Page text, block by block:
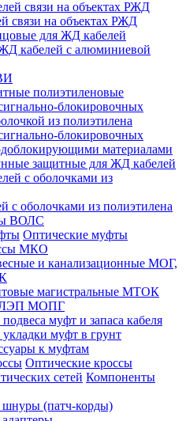
связи на объектах РЖД
для ЖД кабелей
кабелей с алюминиевой
полиэтиленовые
блокировочных
из полиэтилена
блокировочных
материалами
защитные для ЖД кабелей
с оболочками из полиэтилена
ВОЛС
Оптические муфты
МКО
и канализационные МОГ,
магистральные МТОК
ЛЭП МОПГ
муфт и запаса кабеля
укладки муфт в грунт
к муфтам
Оптические кроссы
Компоненты
шнуры (патч-корды)